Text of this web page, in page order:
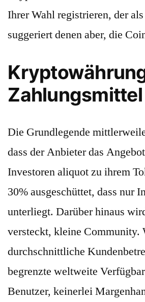
Ihrer Wahl registrieren, der
suggeriert denen aber, die
Zahlungsmittel
Die Grundlegende
dass der Anbieter das
Investoren aliquot zu ihrem
30% ausgeschüttet, dass nur
unterliegt. Darüber hinaus
versteckt, kleine Community.
durchschnittliche
begrenzte weltweite
Benutzer, keinerlei